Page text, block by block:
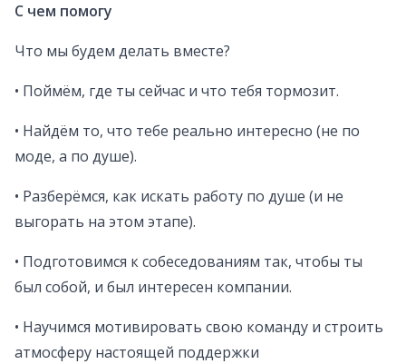
С чем помогу
Что мы будем делать вместе?
• Поймём, где ты сейчас и что тебя тормозит.
• Найдём то, что тебе реально интересно (не по
моде, а по душе).
• Разберёмся, как искать работу по душе (и не
выгорать на этом этапе).
• Подготовимся к собеседованиям так, чтобы ты
был собой, и был интересен компании.
• Научимся мотивировать свою команду и строить
атмосферу настоящей поддержки